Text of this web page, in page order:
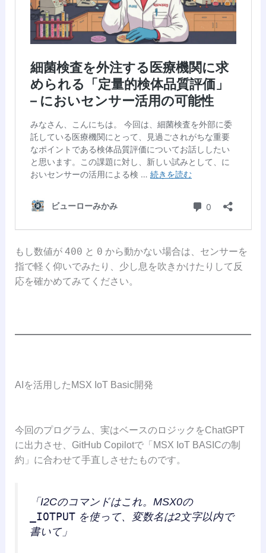
もし数値が 400 と 0 から動かない場合は、センサーを
指で軽く仰いでみたり、少し息を吹きかけたりして反
応を確かめてみてください。
AIを活用したMSX IoT Basic開発
今回のプログラム、実はベースのロジックをChatGPT
に出力させ、GitHub Copilotで「MSX IoT BASICの制
約」に合わせて手直しさせたものです。
「I2Cのコマンドはこれ。MSX0の
_IOTPUTを使って、変数名は2文字以内で
書いて」